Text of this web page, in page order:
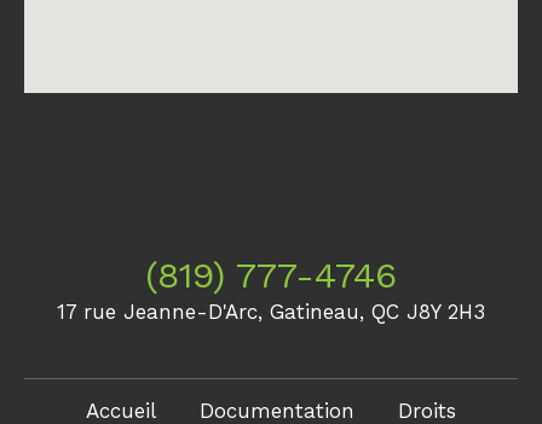
(819) 777-4746
17 rue Jeanne-D'Arc, Gatineau, QC J8Y 2H3
Accueil Documentation Droits